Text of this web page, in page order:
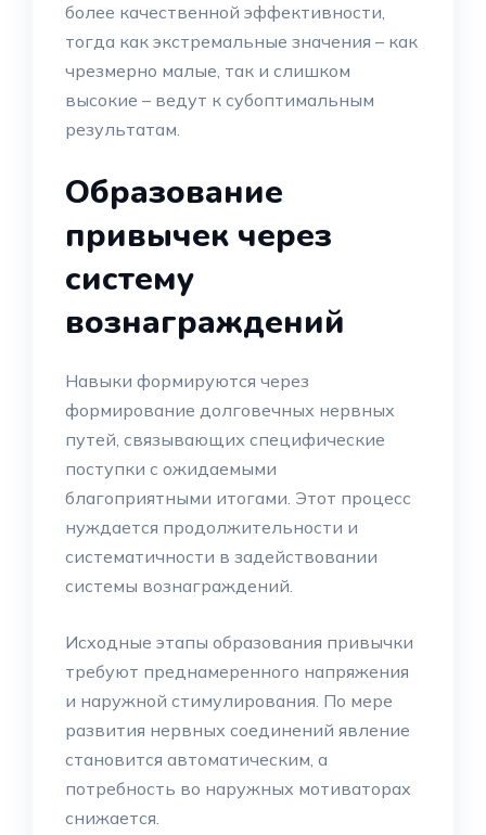
более качественной эффективности,
тогда как экстремальные значения – как
чрезмерно малые, так и слишком
высокие – ведут к субоптимальным
результатам.
Образование
привычек через
систему
вознаграждений
Навыки формируются через
формирование долговечных нервных
путей, связывающих специфические
поступки с ожидаемыми
благоприятными итогами. Этот процесс
нуждается продолжительности и
систематичности в задействовании
системы вознаграждений.
Исходные этапы образования привычки
требуют преднамеренного напряжения
и наружной стимулирования. По мере
развития нервных соединений явление
становится автоматическим, а
потребность во наружных мотиваторах
снижается.